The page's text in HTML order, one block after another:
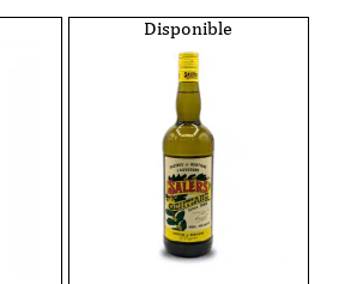
-
La
Croqueuse
100
cl
Disponible